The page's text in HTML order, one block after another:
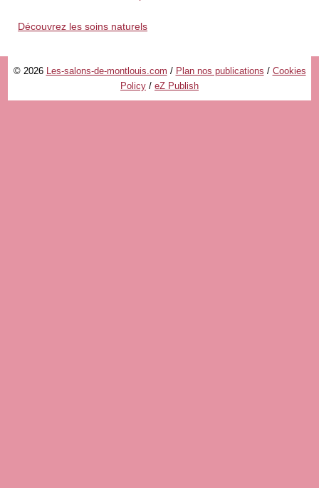
Découvrez les soins naturels
© 2026 Les-salons-de-montlouis.com / Plan nos publications / Cookies
Policy / eZ Publish